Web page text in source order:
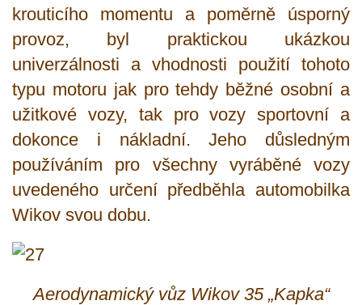
krouticího momentu a poměrně úsporný
provoz, byl praktickou ukázkou
univerzálnosti a vhodnosti použití tohoto
typu motoru jak pro tehdy běžné osobní a
užitkové vozy, tak pro vozy sportovní a
dokonce i nákladní. Jeho důsledným
používáním pro všechny vyráběné vozy
uvedeného určení předběhla automobilka
Wikov svou dobu.
Aerodynamický vůz Wikov 35 „Kapka“